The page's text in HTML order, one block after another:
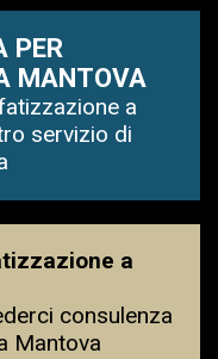
PER
MANTOVA
a
servizio di
a
consulenza
Mantova